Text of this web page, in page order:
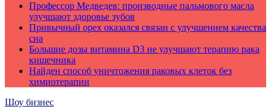
Профессор Медведев: производные пальмового масла
улучшают здоровье зубов
Привычный орех оказался связан с улучшением качества
сна
Большие дозы витамина D3 не улучшают терапию рака
кишечника
Найден способ уничтожения раковых клеток без
химиотерапии
Шоу бизнес